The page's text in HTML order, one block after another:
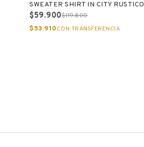
SWEATER SHIRT IN CITY RUSTICO
$59.900$119.800
$53.910CON TRANSFERENCIA